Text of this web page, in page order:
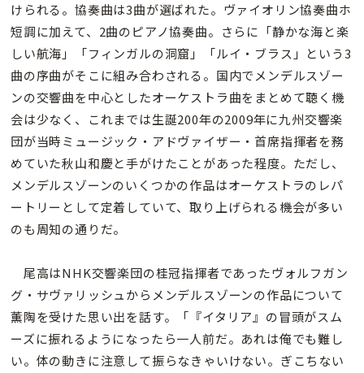
けられる。協奏曲は3曲が選ばれた。ヴァイオリン協奏曲ホ
短調に加えて、2曲のピアノ協奏曲。さらに「静かな海と楽
しい航海」「フィンガルの洞窟」「ルイ・ブラス」という3
曲の序曲がそこに組み合わされる。国内でメンデルスゾー
ンの交響曲を中心としたオーケストラ曲をまとめて聴く機
会は少なく、これまでは生誕200年の2009年に九州交響楽
団が当時ミュージック・アドヴァイザー・首席指揮者を務
めていた秋山和慶と手がけたことがあった程度。ただし、
メンデルスゾーンのいくつかの作品はオーケストラのレパ
ートリーとして定着していて、取り上げられる機会が多い
のも周知の通りだ。
尾高はNHK交響楽団の桂冠指揮者であったヴォルフガン
グ・サヴァリッシュからメンデルスゾーンの作品について
薫陶を受けた思い出を話す。「『イタリア』の冒頭がスム
ーズに振れるようになったら一人前だ。あれは俺でも難し
い。体の動きに注意して振らなきゃいけない。ぎこちない